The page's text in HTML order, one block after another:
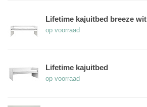
Lifetime kajuitbed breeze wit
op voorraad
Lifetime kajuitbed
op voorraad